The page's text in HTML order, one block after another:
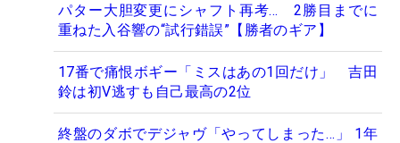
パター大胆変更にシャフト再考… 2勝目までに
重ねた入谷響の“試行錯誤”【勝者のギア】
17番で痛恨ボギー「ミスはあの1回だけ」 吉田
鈴は初V逃すも自己最高の2位
終盤のダボでデジャヴ「やってしまった…」 1年